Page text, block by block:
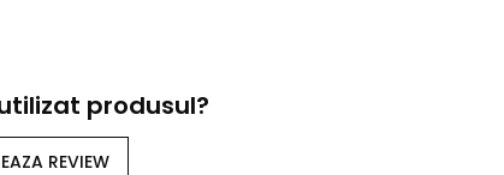
produsul?
REVIEW